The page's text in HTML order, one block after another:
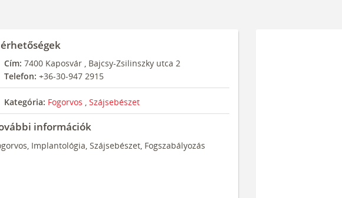
Cím: 7400 Kaposvár, Bajcsy-Zsilinszky utca 2
Telefon: +36-30-947 2915
Kategória: Fogorvos , Szájsebészet
információk
Implantológia, Szájsebészet, Fogszabályozás